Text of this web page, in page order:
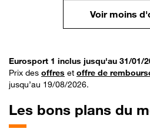
Voir moins
Eurosport 1 inclus jusqu'au 31/01/
Prix des offres et offre de
jusqu’au 19/08/2026.
Les bons plans du